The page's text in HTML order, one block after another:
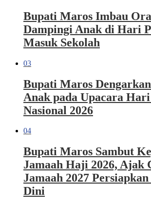
Bupati Maros Imbau
Dampingi Anak di Hari
Masuk Sekolah
03
Bupati Maros
Anak pada Upacara
Nasional 2026
04
Bupati Maros Sambut
Jamaah Haji 2026, Ajak
Jamaah 2027
Dini